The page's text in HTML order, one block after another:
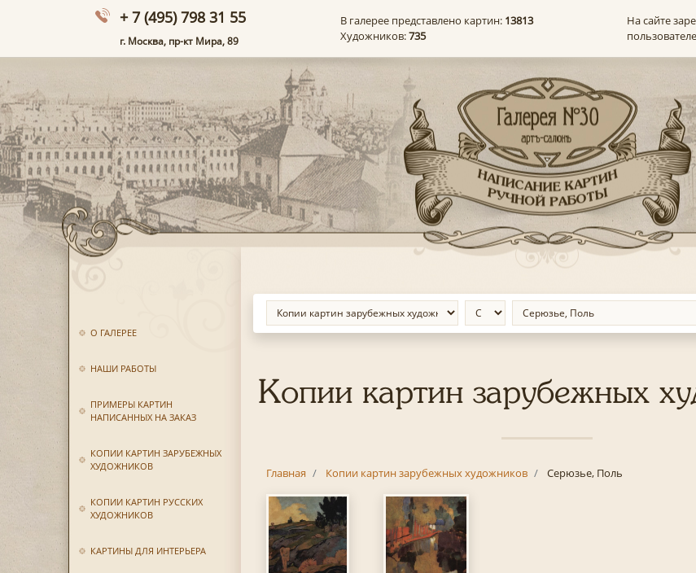
+ 7 (495) 798 31 55
г. Москва, пр-кт Мира, 89
В галерее представлено картин: 13813
Художников:735
На сайте
О ГАЛЕРЕЕ
НАШИ РАБОТЫ
ПРИМЕРЫ КАРТИН
НАПИСАННЫХ НА ЗАКАЗ
КОПИИ КАРТИН ЗАРУБЕЖНЫХ
ХУДОЖНИКОВ
КОПИИ КАРТИН РУССКИХ
ХУДОЖНИКОВ
КАРТИНЫ ДЛЯ ИНТЕРЬЕРА
Копии картин зарубежных
Главная Копии картин зарубежных художников Серюзье, Поль